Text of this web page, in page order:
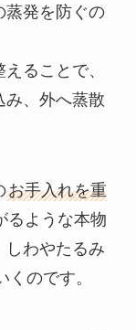
蒸発を防ぐの
ることで、
み、外へ蒸散
お手入れを重
るような本物
しわやたるみ
のです。